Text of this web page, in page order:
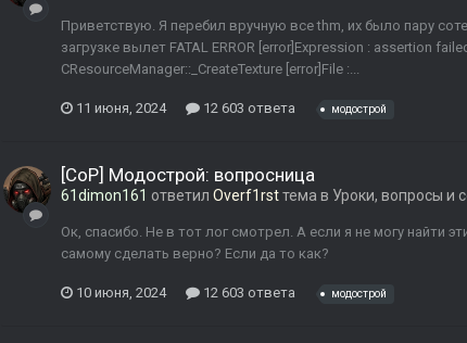
Приветствую. Я перебил вручную все thm, их было пару
загрузке вылет FATAL ERROR [error]Expression : assertion
CResourceManager::_CreateTexture [error]File :...
11 июня, 2024 12 603 ответа модострой
[CoP] Модострой: вопросница
61dimon161 ответил Overf1rstтема в Уроки, вопросы и
Ок, спасибо. Не в тот лог смотрел. А если я не могу найти
самому сделать верно? Если да то как?
10 июня, 2024 12 603 ответа модострой